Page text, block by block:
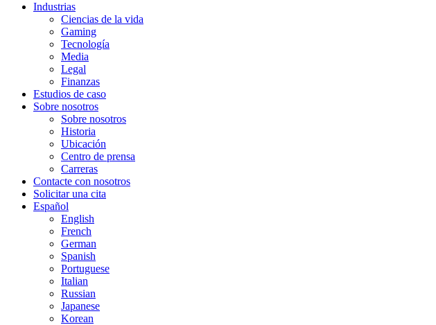
Industrias
Ciencias de la vida
Gaming
Tecnología
Media
Legal
Finanzas
Estudios de caso
Sobre nosotros
Sobre nosotros
Historia
Ubicación
Centro de prensa
Carreras
Contacte con nosotros
Solicitar una cita
Español
English
French
German
Spanish
Portuguese
Italian
Russian
Japanese
Korean